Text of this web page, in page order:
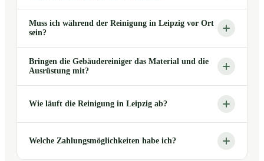
Muss ich während der Reinigung in Leipzig vor Ort
sein?
Bringen die Gebäudereiniger das Material und die
Ausrüstung mit?
Wie läuft die Reinigung in Leipzig ab?
Welche Zahlungsmöglichkeiten habe ich?